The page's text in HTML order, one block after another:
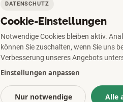
DATENSCHUTZ
Cookie-Einstellungen
Notwendige Cookies bleiben aktiv.
können Sie zuschalten, wenn Sie uns
Verbesserung unseres Angebots
Einstellungen anpassen
Nur notwendige Alle